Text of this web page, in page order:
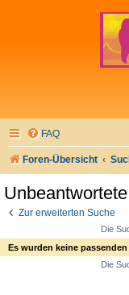
FAQ
Foren-Übersicht
Zur erweiterten Suche
Die
Es wurden keine
Die